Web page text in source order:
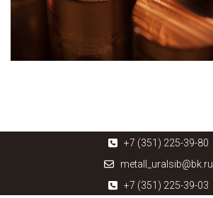
+7 (351) 225-39-80
metall_uralsib@bk.ru
+7 (351) 225-39-03